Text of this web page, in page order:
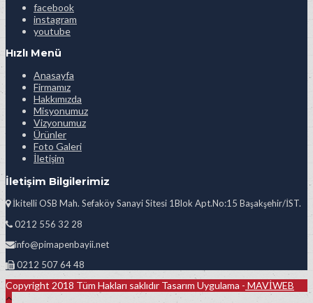
facebook
instagram
youtube
Hızlı Menü
Anasayfa
Firmamız
Hakkımızda
Misyonumuz
Vizyonumuz
Ürünler
Foto Galeri
İletişim
İletişim Bilgilerimiz
İkitelli OSB Mah. Sefaköy Sanayi Sitesi 1Blok Apt.No:15 Başakşehir/İST.
0212 556 32 28
info@pimapenbayii.net
0212 507 64 48
Copyright 2018 Tüm Hakları saklıdır Tasarım Uygulama - MAVİWEB